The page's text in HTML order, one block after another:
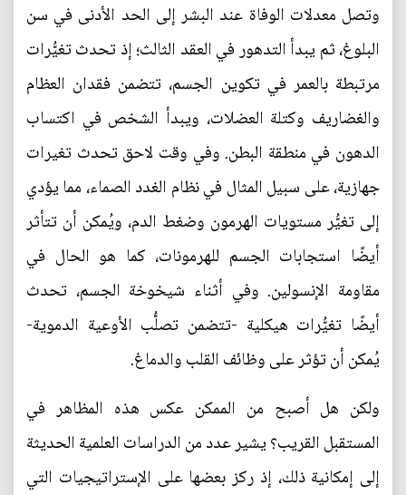
وتصل معدلات الوفاة عند البشر إلى الحد الأدنى في سن
البلوغ، ثم يبدأ التدهور في العقد الثالث؛ إذ تحدث تغيُّرات
مرتبطة بالعمر في تكوين الجسم، تتضمن فقدان العظام
والغضاريف وكتلة العضلات، ويبدأ الشخص في اكتساب
الدهون في منطقة البطن. وفي وقت لاحق تحدث تغيرات
جهازية، على سبيل المثال في نظام الغدد الصماء، مما يؤدي
إلى تغيُّر مستويات الهرمون وضغط الدم، ويُمكن أن تتأثر
أيضًا استجابات الجسم للهرمونات، كما هو الحال في
مقاومة الإنسولين. وفي أثناء شيخوخة الجسم، تحدث
أيضًا تغيُّرات هيكلية -تتضمن تصلُّب الأوعية الدموية-
يُمكن أن تؤثر على وظائف القلب والدماغ.
ولكن هل أصبح من الممكن عكس هذه المظاهر في
المستقبل القريب؟ يشير عدد من الدراسات العلمية الحديثة
إلى إمكانية ذلك، إذ ركز بعضها على الإستراتيجيات التي